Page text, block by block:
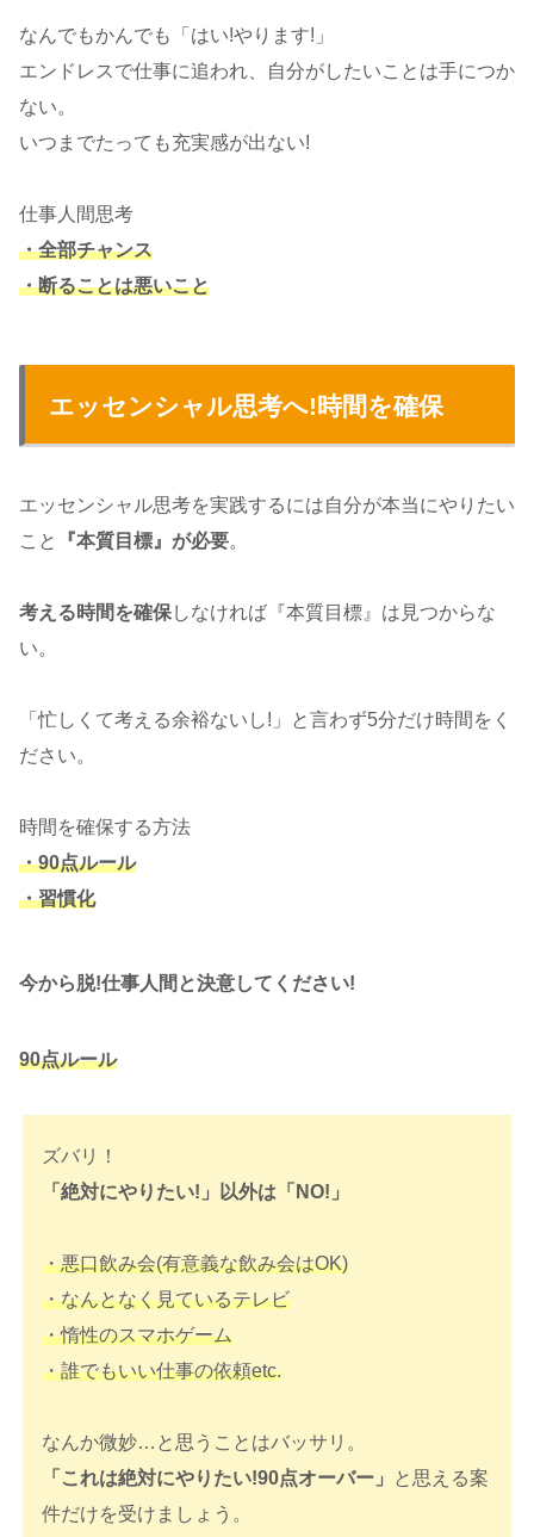
なんでもかんでも「はい!やります!」
エンドレスで仕事に追われ、自分がしたいことは手につか
ない。
いつまでたっても充実感が出ない!
仕事人間思考
・全部チャンス
・断ることは悪いこと
エッセンシャル思考へ!時間を確保
エッセンシャル思考を実践するには自分が本当にやりたい
こと
『本質目標』が必要。
考える時間を確保しなければ『本質目標』は見つからな
い。
「忙しくて考える余裕ないし!」と言わず5分だけ時間をく
ださい。
時間を確保する方法
・90点ルール
・習慣化
今から脱!仕事人間と決意してください!
90点ルール
ズバリ！
「絶対にやりたい!」以外は「NO!」
・悪口飲み会(有意義な飲み会はOK)
・なんとなく見ているテレビ
・惰性のスマホゲーム
・誰でもいい仕事の依頼etc.
なんか微妙…と思うことはバッサリ。
「これは絶対にやりたい!90点オーバー」
と思える案
件だけを受けましょう。